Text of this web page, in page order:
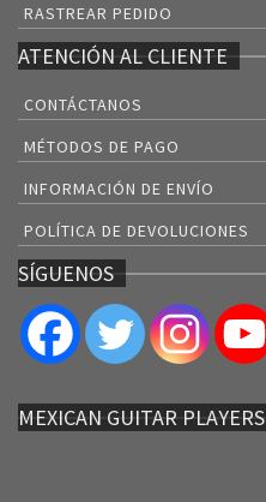
RASTREAR PEDIDO
ATENCIÓN AL CLIENTE
CONTÁCTANOS
MÉTODOS DE PAGO
INFORMACIÓN DE ENVÍO
POLÍTICA DE DEVOLUCIONES
SÍGUENOS
MEXICAN GUITAR PLAYERS